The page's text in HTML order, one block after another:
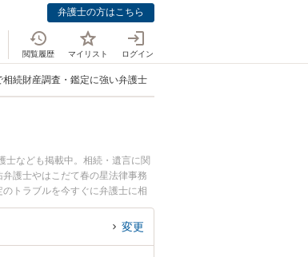
弁護士の方はこちら
閲覧履歴 マイリスト ログイン
相続財産調査・鑑定に強い弁護士
士なども掲載中。相続・遺言に関
護士やはこだて春の星法律事務
トラブルを今すぐに弁護士に相
る函館市内の弁護士に相談予約し
変更